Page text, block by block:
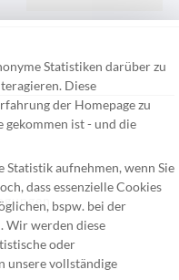
Statistiken darüber zu
Diese
der Homepage zu
gekommen ist - und die
aufnehmen, wenn Sie
dass essenzielle Cookies
bspw. bei der
Wir werden diese
oder
unsere vollständige